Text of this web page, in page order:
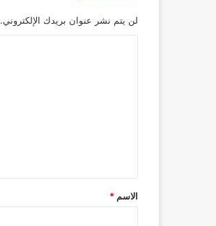
لن يتم نشر عنوان بريدك الإلكتروني.
*
الاسم *